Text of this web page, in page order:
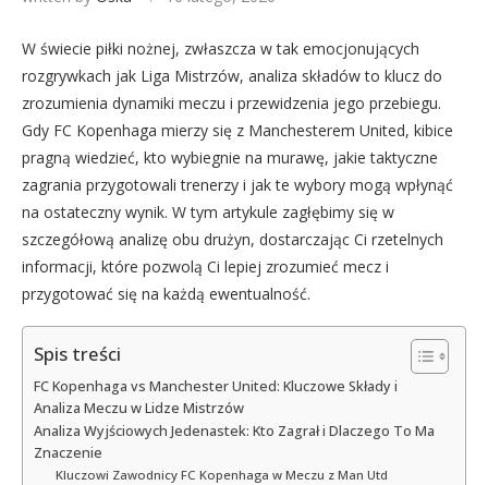
W świecie piłki nożnej, zwłaszcza w tak emocjonujących
rozgrywkach jak Liga Mistrzów, analiza składów to klucz do
zrozumienia dynamiki meczu i przewidzenia jego przebiegu.
Gdy FC Kopenhaga mierzy się z Manchesterem United, kibice
pragną wiedzieć, kto wybiegnie na murawę, jakie taktyczne
zagrania przygotowali trenerzy i jak te wybory mogą wpłynąć
na ostateczny wynik. W tym artykule zagłębimy się w
szczegółową analizę obu drużyn, dostarczając Ci rzetelnych
informacji, które pozwolą Ci lepiej zrozumieć mecz i
przygotować się na każdą ewentualność.
Spis treści
FC Kopenhaga vs Manchester United: Kluczowe Składy i
Analiza Meczu w Lidze Mistrzów
Analiza Wyjściowych Jedenastek: Kto Zagrał i Dlaczego To Ma
Znaczenie
Kluczowi Zawodnicy FC Kopenhaga w Meczu z Man Utd